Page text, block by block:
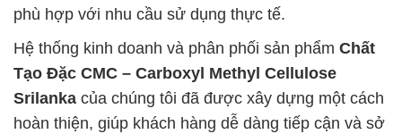
phù hợp với nhu cầu sử dụng thực tế.
Hệ thống kinh doanh và phân phối sản phẩm Chất
Tạo Đặc CMC – Carboxyl Methyl Cellulose
Srilanka của chúng tôi đã được xây dựng một cách
hoàn thiện, giúp khách hàng dễ dàng tiếp cận và sở